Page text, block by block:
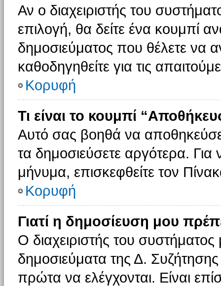
Αν ο διαχειριστής του
επιλογή, θα δείτε ένα κουμπί
δημοσιεύματος που θέλετε να
καθοδηγηθείτε για τις
Κορυφή
Τι είναι το κουμπί
Αυτό σας βοηθά να
τα δημοσιεύσετε αργότερα.
μήνυμα, επισκεφθείτε τον
Κορυφή
Γιατί η δημοσίευση μου
Ο διαχειριστής του συστήματος
δημοσιεύματα της Δ.
πρώτα να ελέγχονται. Είναι